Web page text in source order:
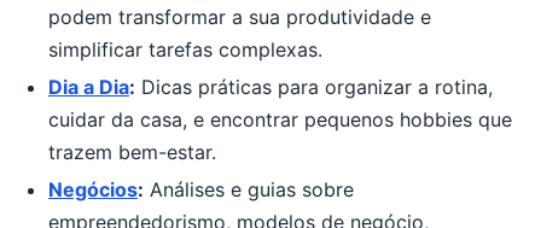
podem transformar a sua produtividade e
simplificar tarefas complexas.
Dia a Dia: Dicas práticas para organizar a rotina,
cuidar da casa, e encontrar pequenos hobbies que
trazem bem-estar.
Negócios: Análises e guias sobre
empreendedorismo, modelos de negócio,